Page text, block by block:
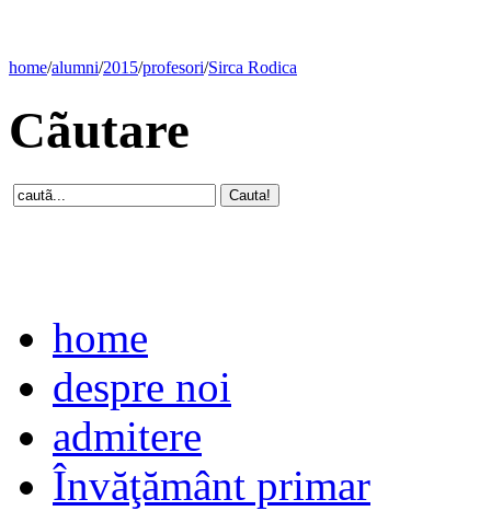
home/alumni/2015/profesori/Sirca Rodica
Cãutare
home
despre noi
admitere
Învăţământ primar